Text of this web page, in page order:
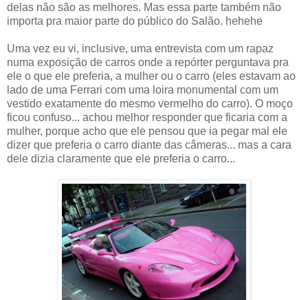
delas não são as melhores. Mas essa parte também não
importa pra maior parte do público do Salão. hehehe
Uma vez eu vi, inclusive, uma entrevista com um rapaz
numa exposição de carros onde a repórter perguntava pra
ele o que ele preferia, a mulher ou o carro (eles estavam ao
lado de uma Ferrari com uma loira monumental com um
vestido exatamente do mesmo vermelho do carro). O moço
ficou confuso... achou melhor responder que ficaria com a
mulher, porque acho que ele pensou que ia pegar mal ele
dizer que preferia o carro diante das câmeras... mas a cara
dele dizia claramente que ele preferia o carro...